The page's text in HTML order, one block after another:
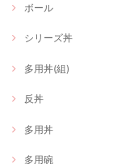
ボール
シリーズ丼
多用丼(組)
反丼
多用丼
多用碗